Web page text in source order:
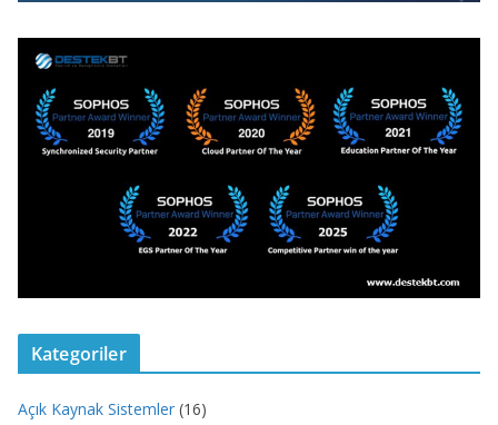
Kategoriler
Açık Kaynak Sistemler (16)